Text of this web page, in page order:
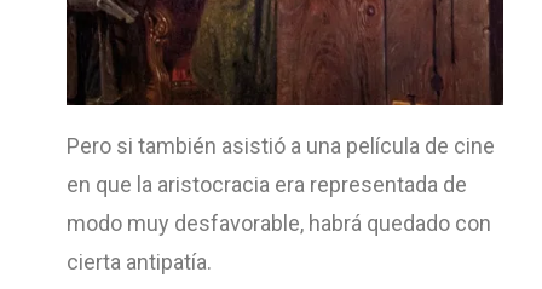
Pero si también asistió a una película de cine
en que la aristocracia era representada de
modo muy desfavorable, habrá quedado con
cierta antipatía.